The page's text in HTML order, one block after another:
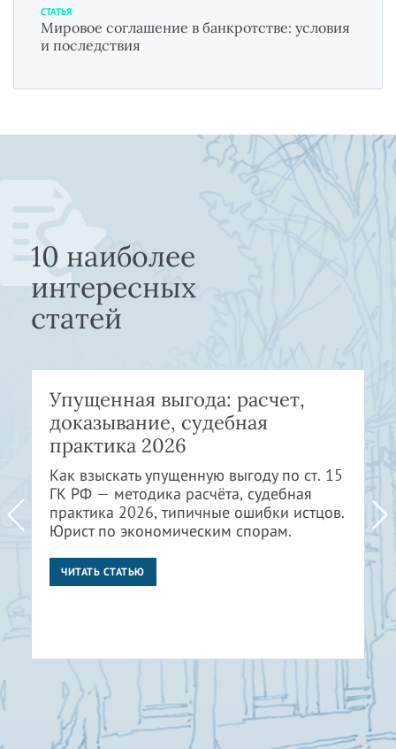
СТАТЬЯ
Мировое соглашение в банкротстве: условия
и последствия
10 наиболее
интересных
статей
Упущенная выгода: расчет,
доказывание, судебная
практика 2026
Как взыскать упущенную выгоду по ст. 15
ГК РФ — методика расчёта, судебная
практика 2026, типичные ошибки истцов.
Юрист по экономическим спорам.
ЧИТАТЬ СТАТЬЮ